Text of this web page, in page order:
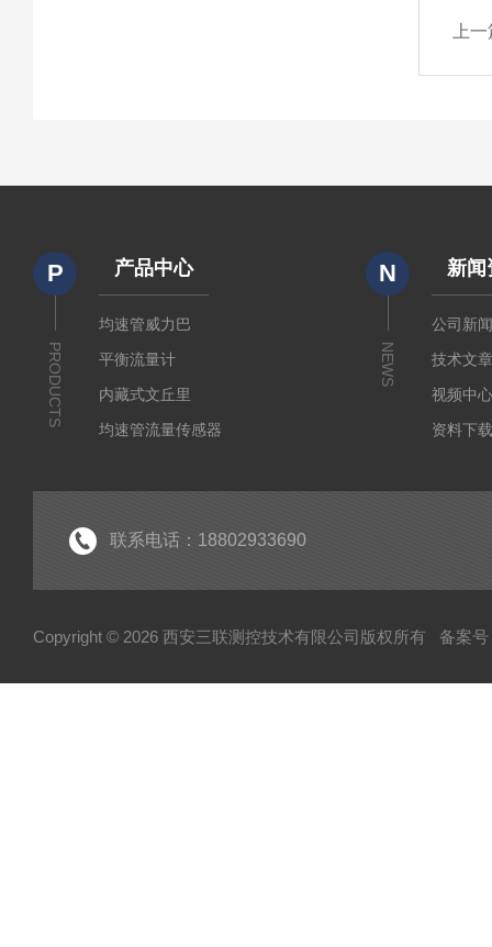
上
P
PRODUCTS
产品中心
均速管威力巴
平衡流量计
内藏式文丘里
均速管流量传感器
孔板流量计
喷嘴流量计
N
NEWS
新闻
公司新
技术文
视频中
资料下
联系电话：18802933690
Copyright © 2026 西安三联测控技术有限公司版权所有 备案号